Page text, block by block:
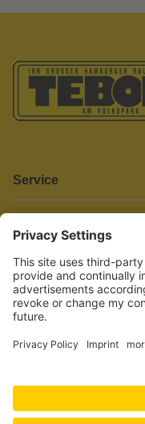
Service
Informationen
Barrierefreiheit
Wir bemühen uns,
Einige Inhalte und
vollständig zugänglich.
benötigen, kontaktieren
©